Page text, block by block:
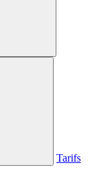
Tarifs